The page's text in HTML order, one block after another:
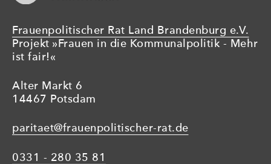
Frauenpolitischer Rat Land Brandenburg e.V.
Projekt »Frauen in die Kommunalpolitik - Mehr
ist fair!«
Alter Markt 6
14467 Potsdam
paritaet@frauenpolitischer-rat.de
0331 - 280 35 81